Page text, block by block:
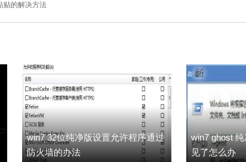
贴的解决方法
win7 32位纯净版设置允许程序通过
防火墙的办法
win7 ghost
见了怎么办